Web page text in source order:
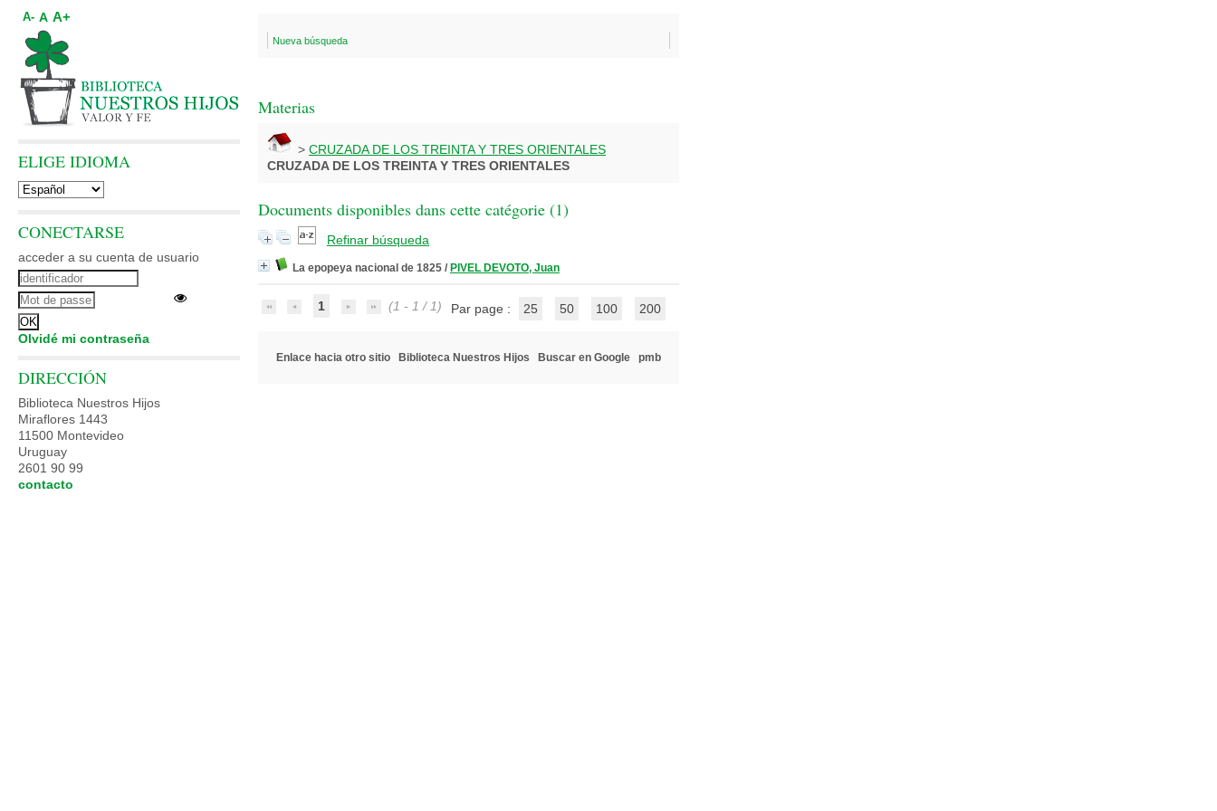
Nueva búsqueda
Materias
> CRUZADA DE LOS TREINTA Y TRES ORIENTALES
CRUZADA DE LOS TREINTA Y TRES ORIENTALES
Documents disponibles dans cette catégorie (1)
Refinar búsqueda
La epopeya nacional de 1825 / PIVEL DEVOTO, Juan
1 (1 - 1 / 1) Par page : 25 50 100 200
Enlace hacia otro sitio Biblioteca Nuestros Hijos Buscar en Google pmb
A- A A+
ELIGE IDIOMA
CONECTARSE
acceder a su cuenta de usuario
Olvidé mi contraseña
DIRECCIÓN
Biblioteca Nuestros Hijos
Miraflores 1443
11500 Montevideo
Uruguay
2601 90 99
contacto